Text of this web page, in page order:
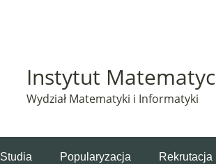
Instytut
Wydział Matematyki i Informatyki
Studia Popularyzacja Rekrutacja